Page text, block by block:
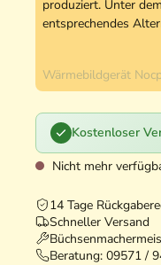
produziert. Unter
entsprechendes
Wärmebildgerät
Kostenloser
Nicht mehr
14 Tage
Schneller Versand
Beratung: 09571 /